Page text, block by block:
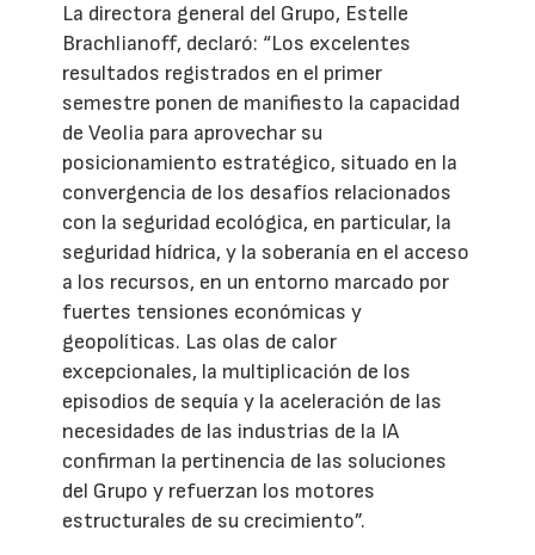
La directora general del Grupo, Estelle
Brachlianoff, declaró: “Los excelentes
resultados registrados en el primer
semestre ponen de manifiesto la capacidad
de Veolia para aprovechar su
posicionamiento estratégico, situado en la
convergencia de los desafíos relacionados
con la seguridad ecológica, en particular, la
seguridad hídrica, y la soberanía en el acceso
a los recursos, en un entorno marcado por
fuertes tensiones económicas y
geopolíticas. Las olas de calor
excepcionales, la multiplicación de los
episodios de sequía y la aceleración de las
necesidades de las industrias de la IA
confirman la pertinencia de las soluciones
del Grupo y refuerzan los motores
estructurales de su crecimiento”.